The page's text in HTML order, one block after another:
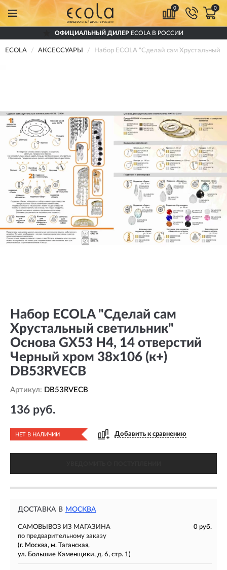
0 0
ОФИЦИАЛЬНЫЙ ДИЛЕРECOLA В РОССИИ
ECOLA АКСЕССУАРЫ Набор ECOLA "Сделай сам Хрустальный
Набор ECOLA "Сделай сам
Хрустальный светильник"
Основа GX53 H4, 14 отверстий
Черный хром 38x106 (к+)
DB53RVECB
Артикул: DB53RVECB
136 руб.
НЕТ В НАЛИЧИИ Добавить к сравнению
ДОСТАВКА В МОСКВА
САМОВЫВОЗ ИЗ МАГАЗИНА
0 руб.
по предварительному заказу
(г. Москва, м. Таганская,
ул. Большие Каменщики, д. 6, стр. 1)